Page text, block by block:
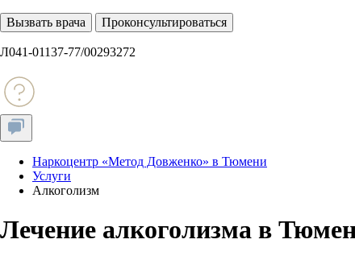
Вызвать врача Проконсультироваться
Л041-01137-77/00293272
Наркоцентр «Метод Довженко» в Тюмени
Услуги
Алкоголизм
Лечение алкоголизма в